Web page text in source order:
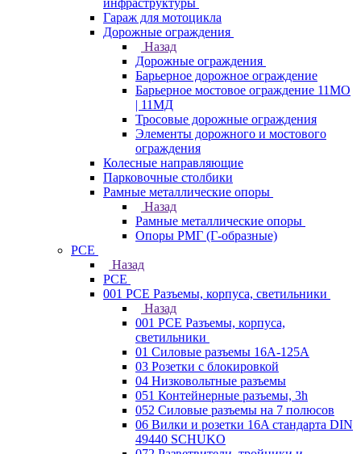
инфраструктуры
Гараж для мотоцикла
Дорожные ограждения
Назад
Дорожные ограждения
Барьерное дорожное ограждение
Барьерное мостовое ограждение 11МО
| 11МД
Тросовые дорожные ограждения
Элементы дорожного и мостового
ограждения
Колесные направляющие
Парковочные столбики
Рамные металлические опоры
Назад
Рамные металлические опоры
Опоры РМГ (Г-образные)
PCE
Назад
PCE
001 PCE Разъемы, корпуса, светильники
Назад
001 PCE Разъемы, корпуса,
светильники
01 Силовые разъемы 16А-125А
03 Розетки с блокировкой
04 Низковольтные разъемы
051 Контейнерные разъемы, 3h
052 Силовые разъемы на 7 полюсов
06 Вилки и розетки 16A стандарта DIN
49440 SCHUKO